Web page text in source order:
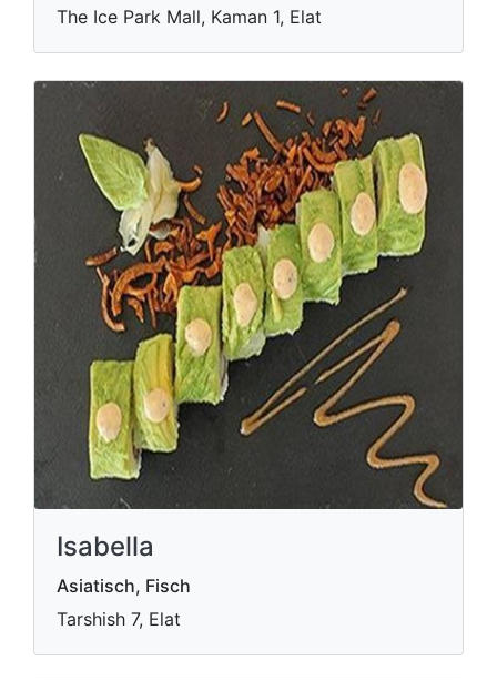
The Ice Park Mall, Kaman 1, Elat
Isabella
Asiatisch, Fisch
Tarshish 7, Elat